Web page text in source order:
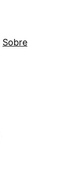
Sobre